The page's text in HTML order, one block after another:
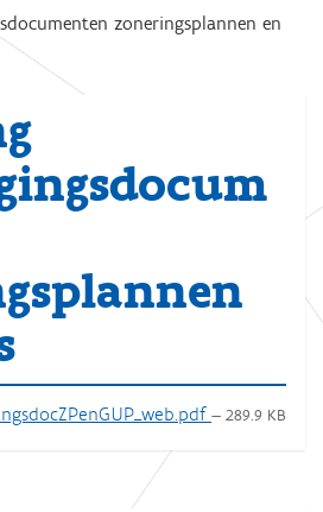
zoneringsplannen en
— 289.9 KB